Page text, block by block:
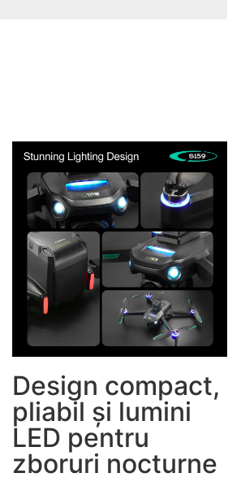
Design compact,
pliabil și lumini
LED pentru
zboruri nocturne